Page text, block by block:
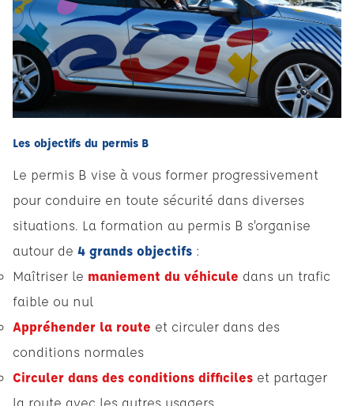
Les objectifs du permis B
Le permis B vise à vous former progressivement
pour conduire en toute sécurité dans diverses
situations. La formation au permis B s’organise
autour de 4 grands objectifs :
Maîtriser le maniement du véhicule dans un trafic
faible ou nul
Appréhender la route et circuler dans des
conditions normales
Circuler dans des conditions difficiles et partager
la route avec les autres usagers